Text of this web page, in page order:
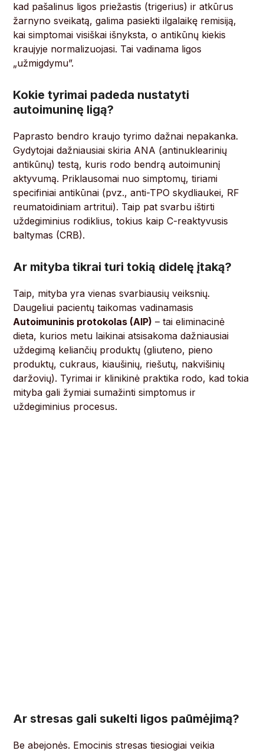
kad pašalinus ligos priežastis (trigerius) ir atkūrus
žarnyno sveikatą, galima pasiekti ilgalaikę remisiją,
kai simptomai visiškai išnyksta, o antikūnų kiekis
kraujyje normalizuojasi. Tai vadinama ligos
„užmigdymu”.
Kokie tyrimai padeda nustatyti
autoimuninę ligą?
Paprasto bendro kraujo tyrimo dažnai nepakanka.
Gydytojai dažniausiai skiria ANA (antinuklearinių
antikūnų) testą, kuris rodo bendrą autoimuninį
aktyvumą. Priklausomai nuo simptomų, tiriami
specifiniai antikūnai (pvz., anti-TPO skydliaukei, RF
reumatoidiniam artritui). Taip pat svarbu ištirti
uždegiminius rodiklius, tokius kaip C-reaktyvusis
baltymas (CRB).
Ar mityba tikrai turi tokią didelę įtaką?
Taip, mityba yra vienas svarbiausių veiksnių.
Daugeliui pacientų taikomas vadinamasis
Autoimuninis protokolas (AIP) – tai eliminacinė
dieta, kurios metu laikinai atsisakoma dažniausiai
uždegimą keliančių produktų (gliuteno, pieno
produktų, cukraus, kiaušinių, riešutų, nakvišinių
daržovių). Tyrimai ir klinikinė praktika rodo, kad tokia
mityba gali žymiai sumažinti simptomus ir
uždegiminius procesus.
Ar stresas gali sukelti ligos paūmėjimą?
Be abejonės. Emocinis stresas tiesiogiai veikia